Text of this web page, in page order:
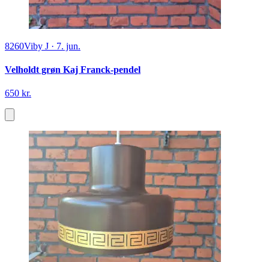
8260Viby J · 7. jun.
Velholdt grøn Kaj Franck-pendel
650 kr.